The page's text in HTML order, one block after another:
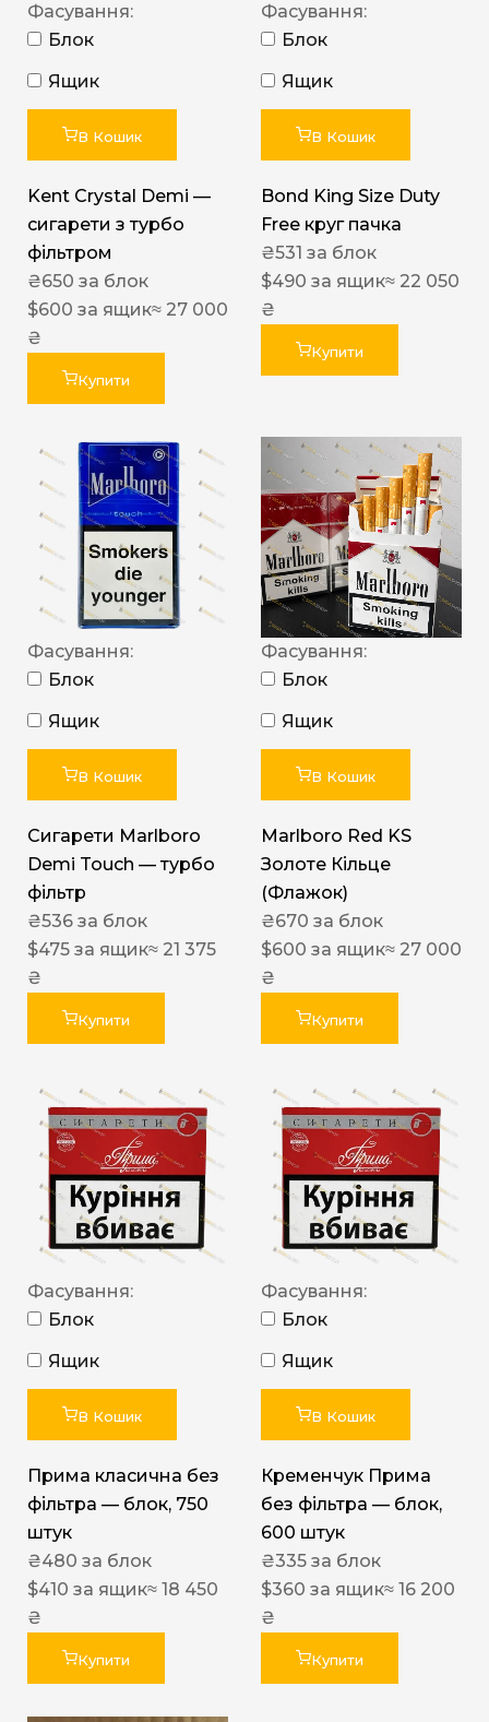
Фасування:
Блок
Ящик
В Кошик
Kent Crystal Demi —
сигарети з турбо
фільтром
₴650 за блок
$600 за ящик≈ 27 000
₴
Купити
Фасування:
Блок
Ящик
В Кошик
Bond King Size Duty
Free круг пачка
₴531 за блок
$490 за ящик≈ 22 050
₴
Купити
Фасування:
Блок
Ящик
В Кошик
Сигарети Marlboro
Demi Touch — турбо
фільтр
₴536 за блок
$475 за ящик≈ 21 375
₴
Купити
Фасування:
Блок
Ящик
В Кошик
Marlboro Red KS
Золоте Кільце
(Флажок)
₴670 за блок
$600 за ящик≈ 27 000
₴
Купити
Фасування:
Блок
Ящик
В Кошик
Прима класична без
фільтра — блок, 750
штук
₴480 за блок
$410 за ящик≈ 18 450
₴
Купити
Фасування:
Блок
Ящик
В Кошик
Кременчук Прима
без фільтра — блок,
600 штук
₴335 за блок
$360 за ящик≈ 16 200
₴
Купити